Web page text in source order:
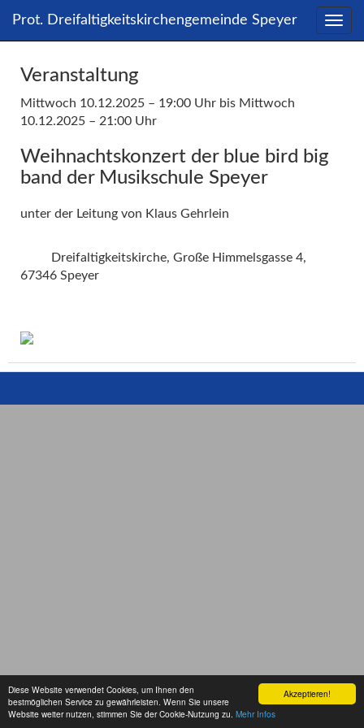
Akzeptieren!
Diese Website verwendet Cookies, um Ihnen den
bestmöglichen Service zu gewährleisten. Wenn Sie unsere
Website weiter nutzen, stimmen Sie der Cookie-Nutzung zu. Mehr Infos
zum
Inhalt
Prot. Dreifaltigkeitskirchengemeinde Speyer
zum
Inhalt
Veranstaltung
Mittwoch 10.12.2025 – 19:00 Uhr bis Mittwoch
10.12.2025 – 21:00 Uhr
Weihnachtskonzert der blue bird big
band der Musikschule Speyer
unter der Leitung von Klaus Gehrlein
Dreifaltigkeitskirche, Große Himmelsgasse 4,
67346 Speyer